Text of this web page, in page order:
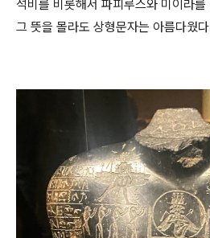
석비를 비롯해서 파피루스와 미이라를
그 뜻을 몰라도 상형문자는 아름다웠